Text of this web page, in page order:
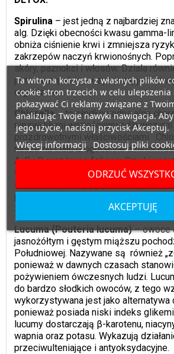
Spirulina – jest jedną z najbardziej
alg. Dzięki obecności kwasu gamma-
obniża ciśnienie krwi i zmniejsza
zakrzepów naczyń krwionośnych.
skóry, paznokci i włosów. Działa
przeciwzapalnie, oczyszczająco i
organizmu.
Chlorella - to słodkowodna alga
niezwykłymi wartościami odżywczymi
prozdrowotnymi właściwościami.
naszemu ciału drogocenne
A, B i C oraz kwas foliowy. Dzięki
właściwościom oczyszczającym jest
pomocna przy wystąpieniu problemów
zaparć.
Lucuma (Pouteria lucuma)– owoce
jasnożółtym i gęstym miąższu
Południowej. Nazywane są również
ponieważ w dawnych czasach
pożywieniem ówczesnych ludzi.
do bardzo słodkich owoców, z tego
wykorzystywana jest jako alternatywa
ponieważ posiada niski indeks
lucumy dostarczają β-karotenu,
wapnia oraz potasu. Wykazują
przeciwulteniające i antyoksydacyjne.
Ta witryna korzysta z własnych plików
cookie stron trzecich w celu ulepszenia
pokazywać Ci reklamy związane z
analizując Twoje nawyki nawigacja.
jego użycie, naciśnij przycisk Akceptuj.
Więcej informacji Dostosuj pliki
ODRZUĆ
AKCEPTUJĘ